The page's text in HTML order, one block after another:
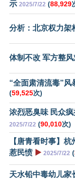
示 2025/7/22 (88,929
分析：北京权力架
体制不改 军方整
“全面肃清流毒”
(59,525次)
浓烈恶臭味 民众
2025/7/22 (90,010次)
【唐青看时事】
惹民愤 ▶️ 2025/7/22 (
天水铅中毒幼儿家